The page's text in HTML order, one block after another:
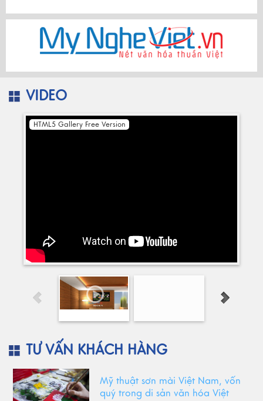
VIDEO
HTML5 Gallery Free Version
TƯ VẤN KHÁCH HÀNG
Mỹ thuật sơn mài Việt Nam, vốn
quý trong di sản văn hóa Việt